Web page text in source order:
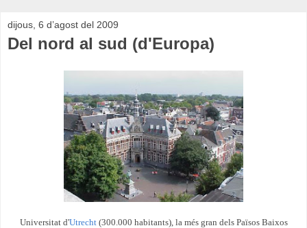
dijous, 6 d’agost del 2009
Del nord al sud (d'Europa)
Universitat d'Utrecht(300.000 habitants), la més gran dels Països Baixos